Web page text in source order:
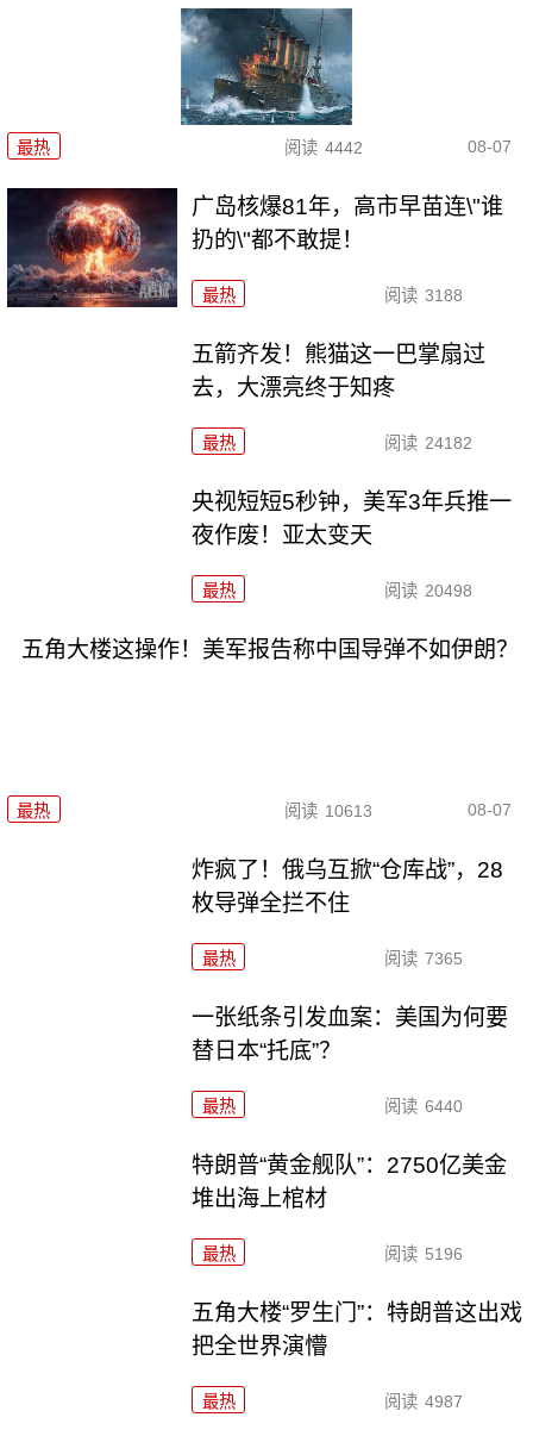
最热 阅读 4442 08-07
广岛核爆81年，高市早苗连\"谁
扔的\"都不敢提！
最热 阅读 3188
五箭齐发！熊猫这一巴掌扇过
去，大漂亮终于知疼
最热 阅读 24182
央视短短5秒钟，美军3年兵推一
夜作废！亚太变天
最热 阅读 20498
五角大楼这操作！美军报告称中国导弹不如伊朗？
最热 阅读 10613 08-07
炸疯了！俄乌互掀“仓库战”，28
枚导弹全拦不住
最热 阅读 7365
一张纸条引发血案：美国为何要
替日本“托底”？
最热 阅读 6440
特朗普“黄金舰队”：2750亿美金
堆出海上棺材
最热 阅读 5196
五角大楼“罗生门”：特朗普这出戏
把全世界演懵
最热 阅读 4987